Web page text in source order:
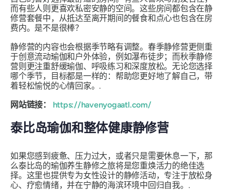
而有些人则更喜欢私密安静的空间。这些房间都包含在静
修营套餐中，从抵达至离开期间的餐食和点心也包含在房
费内。是不是很棒？
静修营的内容也会根据季节略有调整。春季静修营更侧重
于创意流动瑜伽和户外体验，例如瀑布徒步；而秋季静修
营则更注重舒缓瑜伽、呼吸练习和深度放松。无论您选择
哪个季节，目标都是一样的：帮助您更好地了解自己，带
着轻松愉悦的心情回家。.
网站链接： https://havenyogaatl.com/
泰比岛瑜伽和整体健康静修营
如果您感到疲惫、压力过大，或者只是需要休息一下，那
么泰比岛的瑜伽养生静修之旅将是您重焕活力的绝佳选
择。这里也提供专为女性设计的静修活动，专注于放松身
心、疗愈情绪，并在宁静的海滨环境中回归自我。.